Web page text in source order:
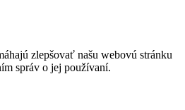
zlepšovať našu webovú stránku
správ o jej používaní.